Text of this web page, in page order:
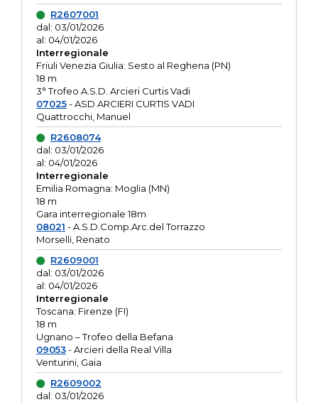
R2607001
dal: 03/01/2026
al: 04/01/2026
Interregionale
Friuli Venezia Giulia: Sesto al Reghena (PN)
18 m
3° Trofeo A.S.D. Arcieri Curtis Vadi
07025- ASD ARCIERI CURTIS VADI
Quattrocchi, Manuel
R2608074
dal: 03/01/2026
al: 04/01/2026
Interregionale
Emilia Romagna: Moglia (MN)
18 m
Gara interregionale 18m
08021 - A.S.D.Comp.Arc.del Torrazzo
Morselli, Renato
R2609001
dal: 03/01/2026
al: 04/01/2026
Interregionale
Toscana: Firenze (FI)
18 m
Ugnano – Trofeo della Befana
09053- Arcieri della Real Villa
Venturini, Gaia
R2609002
dal: 03/01/2026